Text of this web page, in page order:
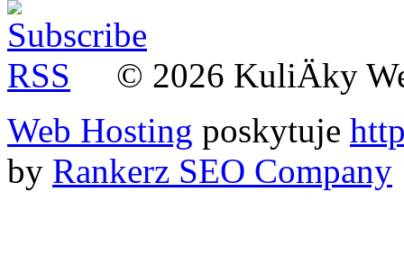
© 2026 KuliÄky
Web Hosting poskytuje
by Rankerz SEO Company